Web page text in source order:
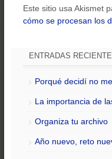
Este sitio usa Akismet
cómo se procesan los
ENTRADAS
Porqué decidí no
La importancia de
Organiza tu archivo
Año nuevo, reto